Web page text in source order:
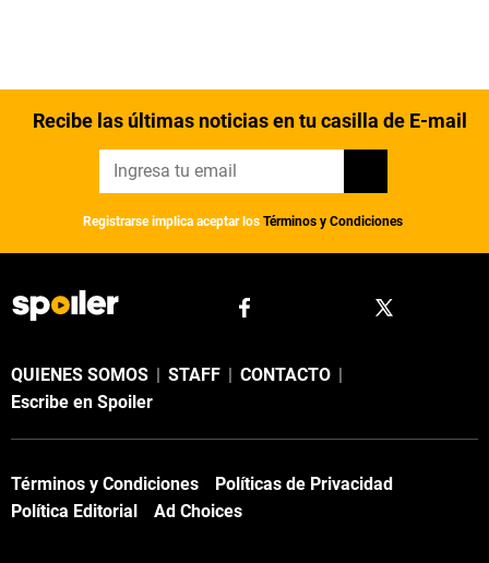
Recibe las últimas noticias en tu casilla de E-mail
Registrarse implica aceptar los Términos y Condiciones
QUIENES SOMOS | STAFF | CONTACTO |
Escribe en Spoiler
Términos y Condiciones
Políticas de Privacidad
Política Editorial
Ad Choices